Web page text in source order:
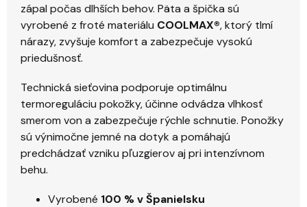
zápal počas dlhších behov. Päta a špička sú
vyrobené z froté materiálu COOLMAX®, ktorý tlmí
nárazy, zvyšuje komfort a zabezpečuje vysokú
priedušnosť.
Technická sieťovina podporuje optimálnu
termoreguláciu pokožky, účinne odvádza vlhkosť
smerom von a zabezpečuje rýchle schnutie. Ponožky
sú výnimočne jemné na dotyk a pomáhajú
predchádzať vzniku pľuzgierov aj pri intenzívnom
behu.
Vyrobené 100 % v Španielsku